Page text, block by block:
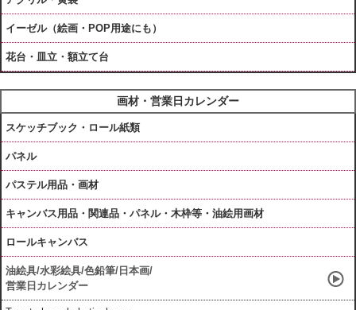
イーゼル（絵画・POP用途にも）
花台・皿立・額立て台
画材・営業日カレンダー
スケッチブック・ロール紙類
パネル
パステル用品・画材
キャンバス用品・関連品・パネル・木枠等・油絵用画材
ロールキャンバス
油絵具/水彩絵具/色鉛筆/日本画/
営業日カレンダー